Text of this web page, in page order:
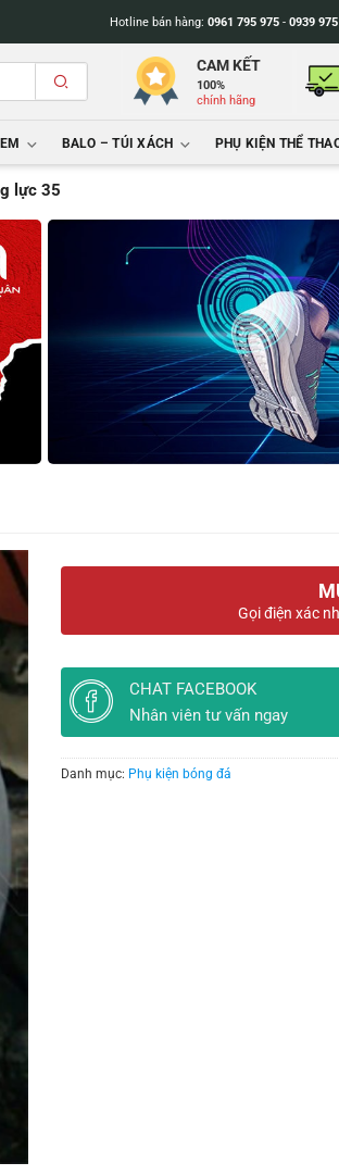
Hotline bán hàng: 0961 795 975- 0939
CAM KẾT
100%
chính hãng
BALO – TÚI XÁCH PHỤ KIỆN THỂ
lực 35
Gọi điện xác
CHAT FACEBOOK
Nhân viên tư vấn ngay
Danh mục: Phụ kiện bóng đá